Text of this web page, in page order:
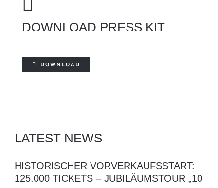
DOWNLOAD PRESS KIT
DOWNLOAD
LATEST NEWS
HISTORISCHER VORVERKAUFSSTART:
125.000 TICKETS – JUBILÄUMSTOUR „10